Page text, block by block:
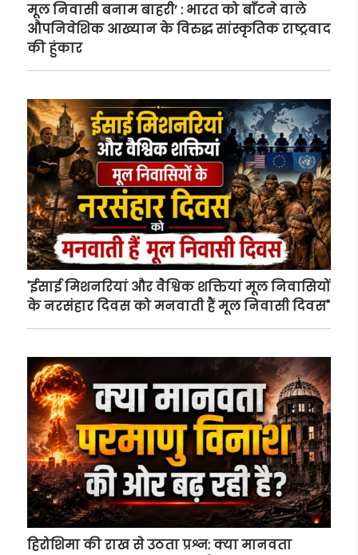
मूल निवासी बनाम बाहरी’ : भारत को बाँटने वाले
औपनिवेशिक आख्यान के विरुद्ध सांस्कृतिक राष्ट्रवाद
की हुंकार
'ईसाई मिशनरियां और वैश्विक शक्तियां मूल निवासियों
के नरसंहार दिवस को मनवाती हैं मूल निवासी दिवस"
हिरोशिमा की राख से उठता प्रश्न: क्या मानवता